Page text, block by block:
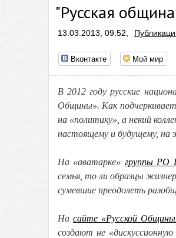
"Русская
13.03.2013, 09:52,
Вконтакте Мой мир
В 2012 году русские
Общины». Как подчеркивает
на «политику», а некий
настоящему и будущему, на
На «аватарке» группы РО
семья, то ли образцы
сумевшие преодолеть
На сайте «Русской
создают не «дискуссионную